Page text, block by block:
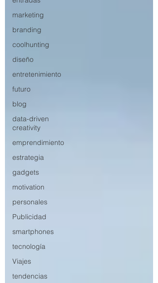
marketing
branding
coolhunting
diseño
entretenimiento
futuro
blog
data-driven
creativity
emprendimiento
estrategia
gadgets
motivation
personales
Publicidad
smartphones
tecnología
Viajes
tendencias